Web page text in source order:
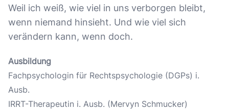
Weil ich weiß, wie viel in uns verborgen bleibt,
wenn niemand hinsieht. Und wie viel sich
verändern kann, wenn doch.
Ausbildung
Fachpsychologin für Rechtspsychologie (DGPs) i.
Ausb.
IRRT-Therapeutin i. Ausb. (Mervyn Schmucker)